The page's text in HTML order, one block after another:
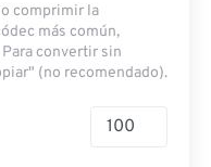
comprimir la
más común,
convertir sin
(no recomendado).